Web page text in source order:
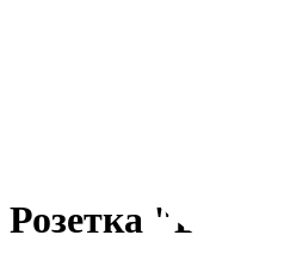
Розетка